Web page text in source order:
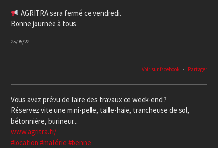
AGRITRA sera fermé ce vendredi.
Bonne journée à tous
25/05/22
Voir sur facebook · Partager
Vous avez prévu de faire des travaux ce week-end ?
Réservez vite une mini-pelle, taille-haie, trancheuse de sol,
bétonnière, burineur...
www.agritra.fr/
#location #matérie #benne